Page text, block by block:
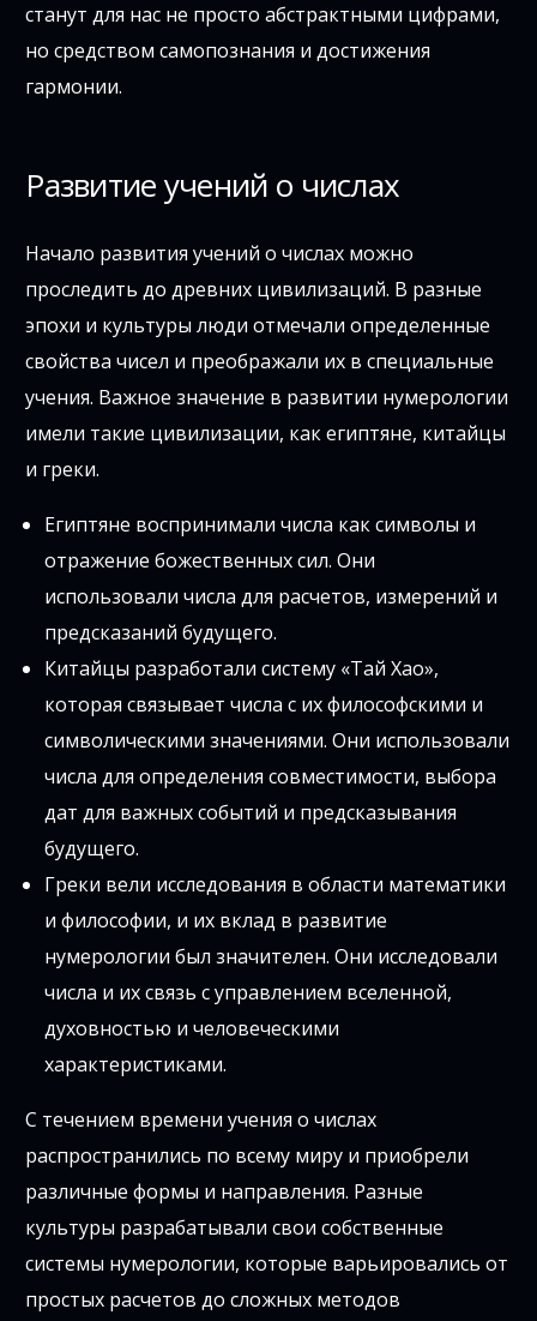
станут для нас не просто абстрактными цифрами,
но средством самопознания и достижения
гармонии.
Развитие учений о числах
Начало развития учений о числах можно
проследить до древних цивилизаций. В разные
эпохи и культуры люди отмечали определенные
свойства чисел и преображали их в специальные
учения. Важное значение в развитии нумерологии
имели такие цивилизации, как египтяне, китайцы
и греки.
Египтяне воспринимали числа как символы и
отражение божественных сил. Они
использовали числа для расчетов, измерений и
предсказаний будущего.
Китайцы разработали систему «Тай Хао»,
которая связывает числа с их философскими и
символическими значениями. Они использовали
числа для определения совместимости, выбора
дат для важных событий и предсказывания
будущего.
Греки вели исследования в области математики
и философии, и их вклад в развитие
нумерологии был значителен. Они исследовали
числа и их связь с управлением вселенной,
духовностью и человеческими
характеристиками.
С течением времени учения о числах
распространились по всему миру и приобрели
различные формы и направления. Разные
культуры разрабатывали свои собственные
системы нумерологии, которые варьировались от
простых расчетов до сложных методов